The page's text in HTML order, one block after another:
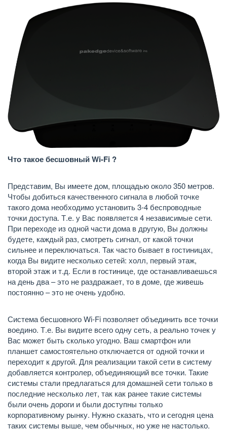
Что такое бесшовный Wi-Fi ?
Представим, Вы имеете дом, площадью около 350 метров.
Чтобы добиться качественного сигнала в любой точке
такого дома необходимо установить 3-4 беспроводные
точки доступа. Т.е. у Вас появляется 4 независимые сети.
При переходе из одной части дома в другую, Вы должны
будете, каждый раз, смотреть сигнал, от какой точки
сильнее и переключаться. Так часто бывает в гостиницах,
когда Вы видите несколько сетей: холл, первый этаж,
второй этаж и т.д. Если в гостинице, где останавливаешься
на день два – это не раздражает, то в доме, где живешь
постоянно – это не очень удобно.
Система бесшовного Wi-Fi позволяет объединить все точки
воедино. Т.е. Вы видите всего одну сеть, а реально точек у
Вас может быть сколько угодно. Ваш смартфон или
планшет самостоятельно отключается от одной точки и
переходит к другой. Для реализации такой сети в систему
добавляется контролер, объединяющий все точки. Такие
системы стали предлагаться для домашней сети только в
последние несколько лет, так как ранее такие системы
были очень дороги и были доступны только
корпоративному рынку. Нужно сказать, что и сегодня цена
таких системы выше, чем обычных, но уже не настолько.